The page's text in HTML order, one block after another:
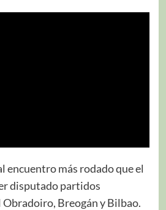
encuentro más rodado que el
disputado partidos
Breogán y Bilbao.